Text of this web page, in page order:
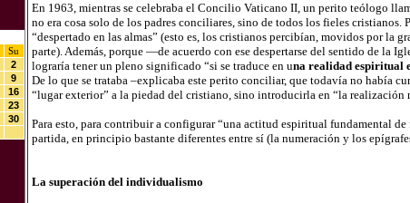
Su
2
9
16
23
30
En 1963, mientras se celebraba el Concilio Vaticano II, un perito teólogo
no era cosa solo de los padres conciliares, sino de todos los fieles
“despertado en las almas” (esto es, los cristianos percibían, movidos por la
parte). Además, porque —de acuerdo con ese despertarse del sentido de la
lograría tener un pleno significado “si se traduce en una realidad espiritual
De lo que se trataba –explicaba este perito conciliar, que todavía no había
“lugar exterior” a la piedad del cristiano, sino introducirla en “la
Para esto, para contribuir a configurar “una actitud espiritual fundamental
partida, en principio bastante diferentes entre sí (la numeración y los
La superación del individualismo